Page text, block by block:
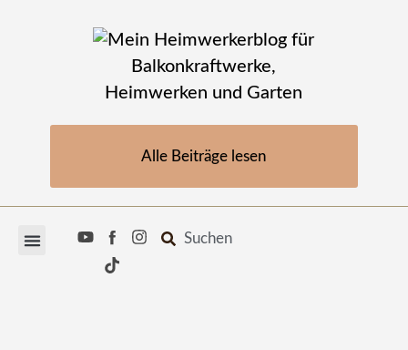
Alle Beiträge lesen
Suchen